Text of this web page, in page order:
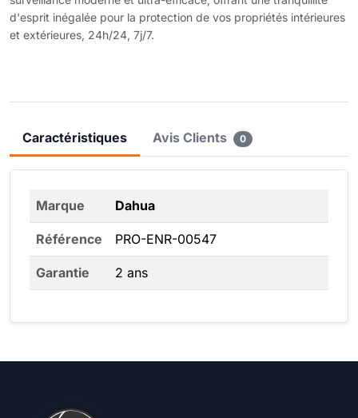
d'esprit inégalée pour la protection de vos propriétés intérieures
et extérieures, 24h/24, 7j/7.
Caractéristiques Avis Clients 0
Marque Dahua
Référence PRO-ENR-00547
Garantie 2 ans